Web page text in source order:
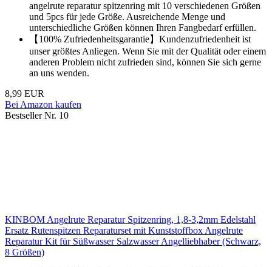
angelrute reparatur spitzenring mit 10 verschiedenen Größen
und 5pcs für jede Größe. Ausreichende Menge und
unterschiedliche Größen können Ihren Fangbedarf erfüllen.
【100% Zufriedenheitsgarantie】Kundenzufriedenheit ist
unser größtes Anliegen. Wenn Sie mit der Qualität oder einem
anderen Problem nicht zufrieden sind, können Sie sich gerne
an uns wenden.
8,99 EUR
Bei Amazon kaufen
Bestseller Nr. 10
KINBOM Angelrute Reparatur Spitzenring, 1,8-3,2mm Edelstahl
Ersatz Rutenspitzen Reparaturset mit Kunststoffbox Angelrute
Reparatur Kit für Süßwasser Salzwasser Angelliebhaber (Schwarz,
8 Größen)